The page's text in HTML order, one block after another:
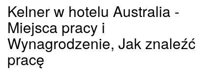
Kelner w hotelu Australia -
Miejsca pracy i
Wynagrodzenie, Jak znaleźć
pracę